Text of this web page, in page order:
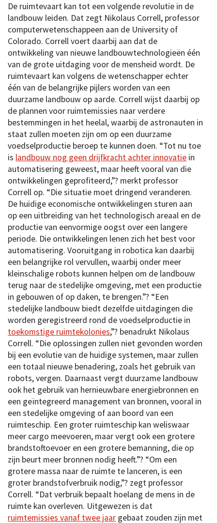
De ruimtevaart kan tot een volgende revolutie in de
landbouw leiden. Dat zegt Nikolaus Correll, professor
computerwetenschappeen aan de University of
Colorado. Correll voert daarbij aan dat de
ontwikkeling van nieuwe landbouwtechnologieën één
van de grote uitdaging voor de mensheid wordt. De
ruimtevaart kan volgens de wetenschapper echter
één van de belangrijke pijlers worden van een
duurzame landbouw op aarde. Correll wijst daarbij op
de plannen voor ruimtemissies naar verdere
bestemmingen in het heelal, waarbij de astronauten in
staat zullen moeten zijn om op een duurzame
voedselproductie beroep te kunnen doen. “Tot nu toe
is landbouw nog geen drijfkracht achter innovatie in
automatisering geweest, maar heeft vooral van die
ontwikkelingen geprofiteerd,”? merkt professor
Correll op. “Die situatie moet dringend veranderen.
De huidige economische ontwikkelingen sturen aan
op een uitbreiding van het technologisch areaal en de
productie van eenvormige oogst over een langere
periode. Die ontwikkelingen lenen zich het best voor
automatisering. Vooruitgang in robotica kan daarbij
een belangrijke rol vervullen, waarbij onder meer
kleinschalige robots kunnen helpen om de landbouw
terug naar de stedelijke omgeving, met een productie
in gebouwen of op daken, te brengen.”? “Een
stedelijke landbouw biedt dezelfde uitdagingen die
worden geregistreerd rond de voedselproductie in
toekomstige ruimtekolonies,”? benadrukt Nikolaus
Correll. “Die oplossingen zullen niet gevonden worden
bij een evolutie van de huidige systemen, maar zullen
een totaal nieuwe benadering, zoals het gebruik van
robots, vergen. Daarnaast vergt duurzame landbouw
ook het gebruik van hernieuwbare energiebronnen en
een geïntegreerd management van bronnen, vooral in
een stedelijke omgeving of aan boord van een
ruimteschip. Een groter ruimteschip kan weliswaar
meer cargo meevoeren, maar vergt ook een grotere
brandstoftoevoer en een grotere bemanning, die op
zijn beurt meer bronnen nodig heeft.”? “Om een
grotere massa naar de ruimte te lanceren, is een
groter brandstofverbruik nodig,”? zegt professor
Correll. “Dat verbruik bepaalt hoelang de mens in de
ruimte kan overleven. Uitgewezen is dat
ruimtemissies vanaf twee jaar gebaat zouden zijn met